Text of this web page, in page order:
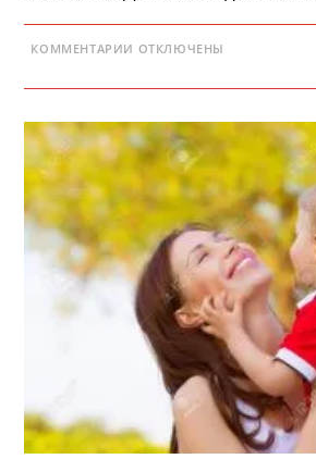
КОММЕНТАРИИ К
ДЕТСКИХ
—
ЗИМА-
ЗИМА
ОТКЛЮЧЕНЫ